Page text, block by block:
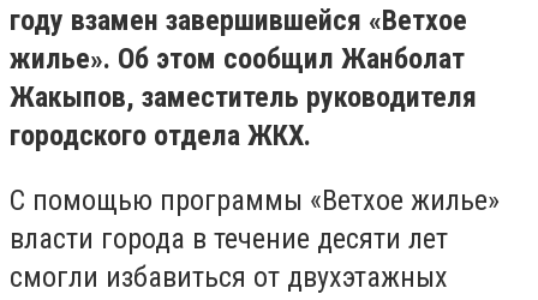
году взамен завершившейся «Ветхое
жилье». Об этом сообщил Жанболат
Жакыпов, заместитель руководителя
городского отдела ЖКХ.
С помощью программы «Ветхое жилье»
власти города в течение десяти лет
смогли избавиться от двухэтажных